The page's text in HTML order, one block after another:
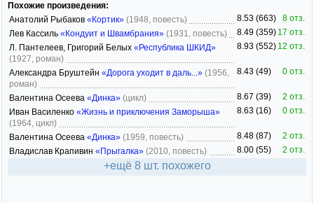
Похожие произведения:
Анатолий Рыбаков «Кортик» (1948, повесть) 8.53 (663)
8 отз.
Лев Кассиль «Кондуит и Швамбрания» (1931, повесть) 8.49 (359) 17 отз.
Л. Пантелеев, Григорий Белых «Республика ШКИД»
(1927, роман)
8.93 (552) 12 отз.
Александра Бруштейн «Дорога уходит в даль...» (1956,
роман)
8.43 (49) 0 отз.
Валентина Осеева «Динка» (цикл) 8.67 (39)
2 отз.
Иван Василенко «Жизнь и приключения Заморыша»
(1964, цикл)
8.63 (16) 0 отз.
Валентина Осеева «Динка» (1959, повесть) 8.48 (87)
2 отз.
Владислав Крапивин «Прыгалка» (2010, повесть) 8.00 (55) 2 отз.
+ещё 8 шт. похожего